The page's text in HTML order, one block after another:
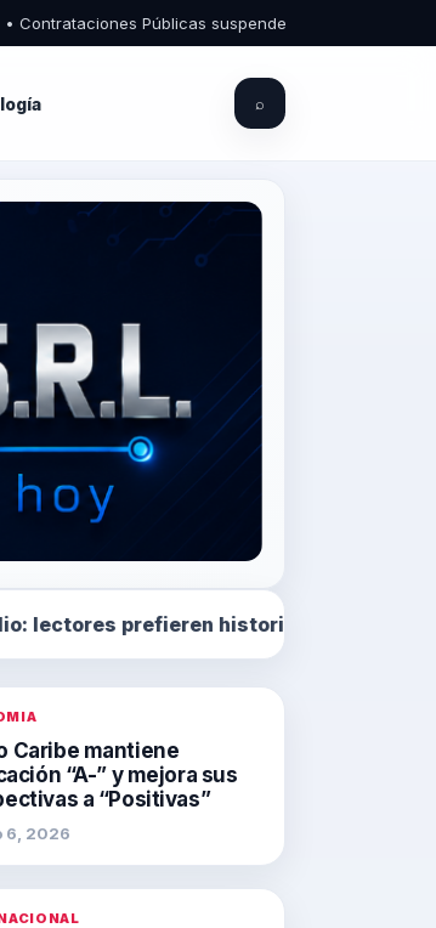
Públicas suspende registros de
⌕
creadas con inteligencia
Caribe mantiene
“A-” y mejora sus
a “Positivas”
6, 2026